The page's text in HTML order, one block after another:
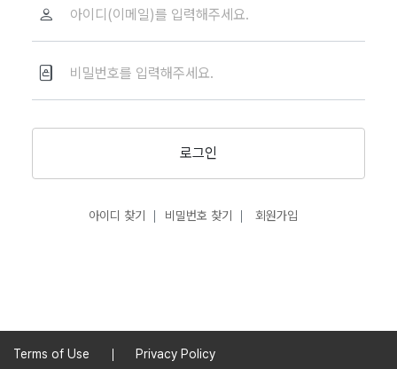
로그인
아이디 찾기 비밀번호 찾기 회원가입
Terms of Use Privacy Policy